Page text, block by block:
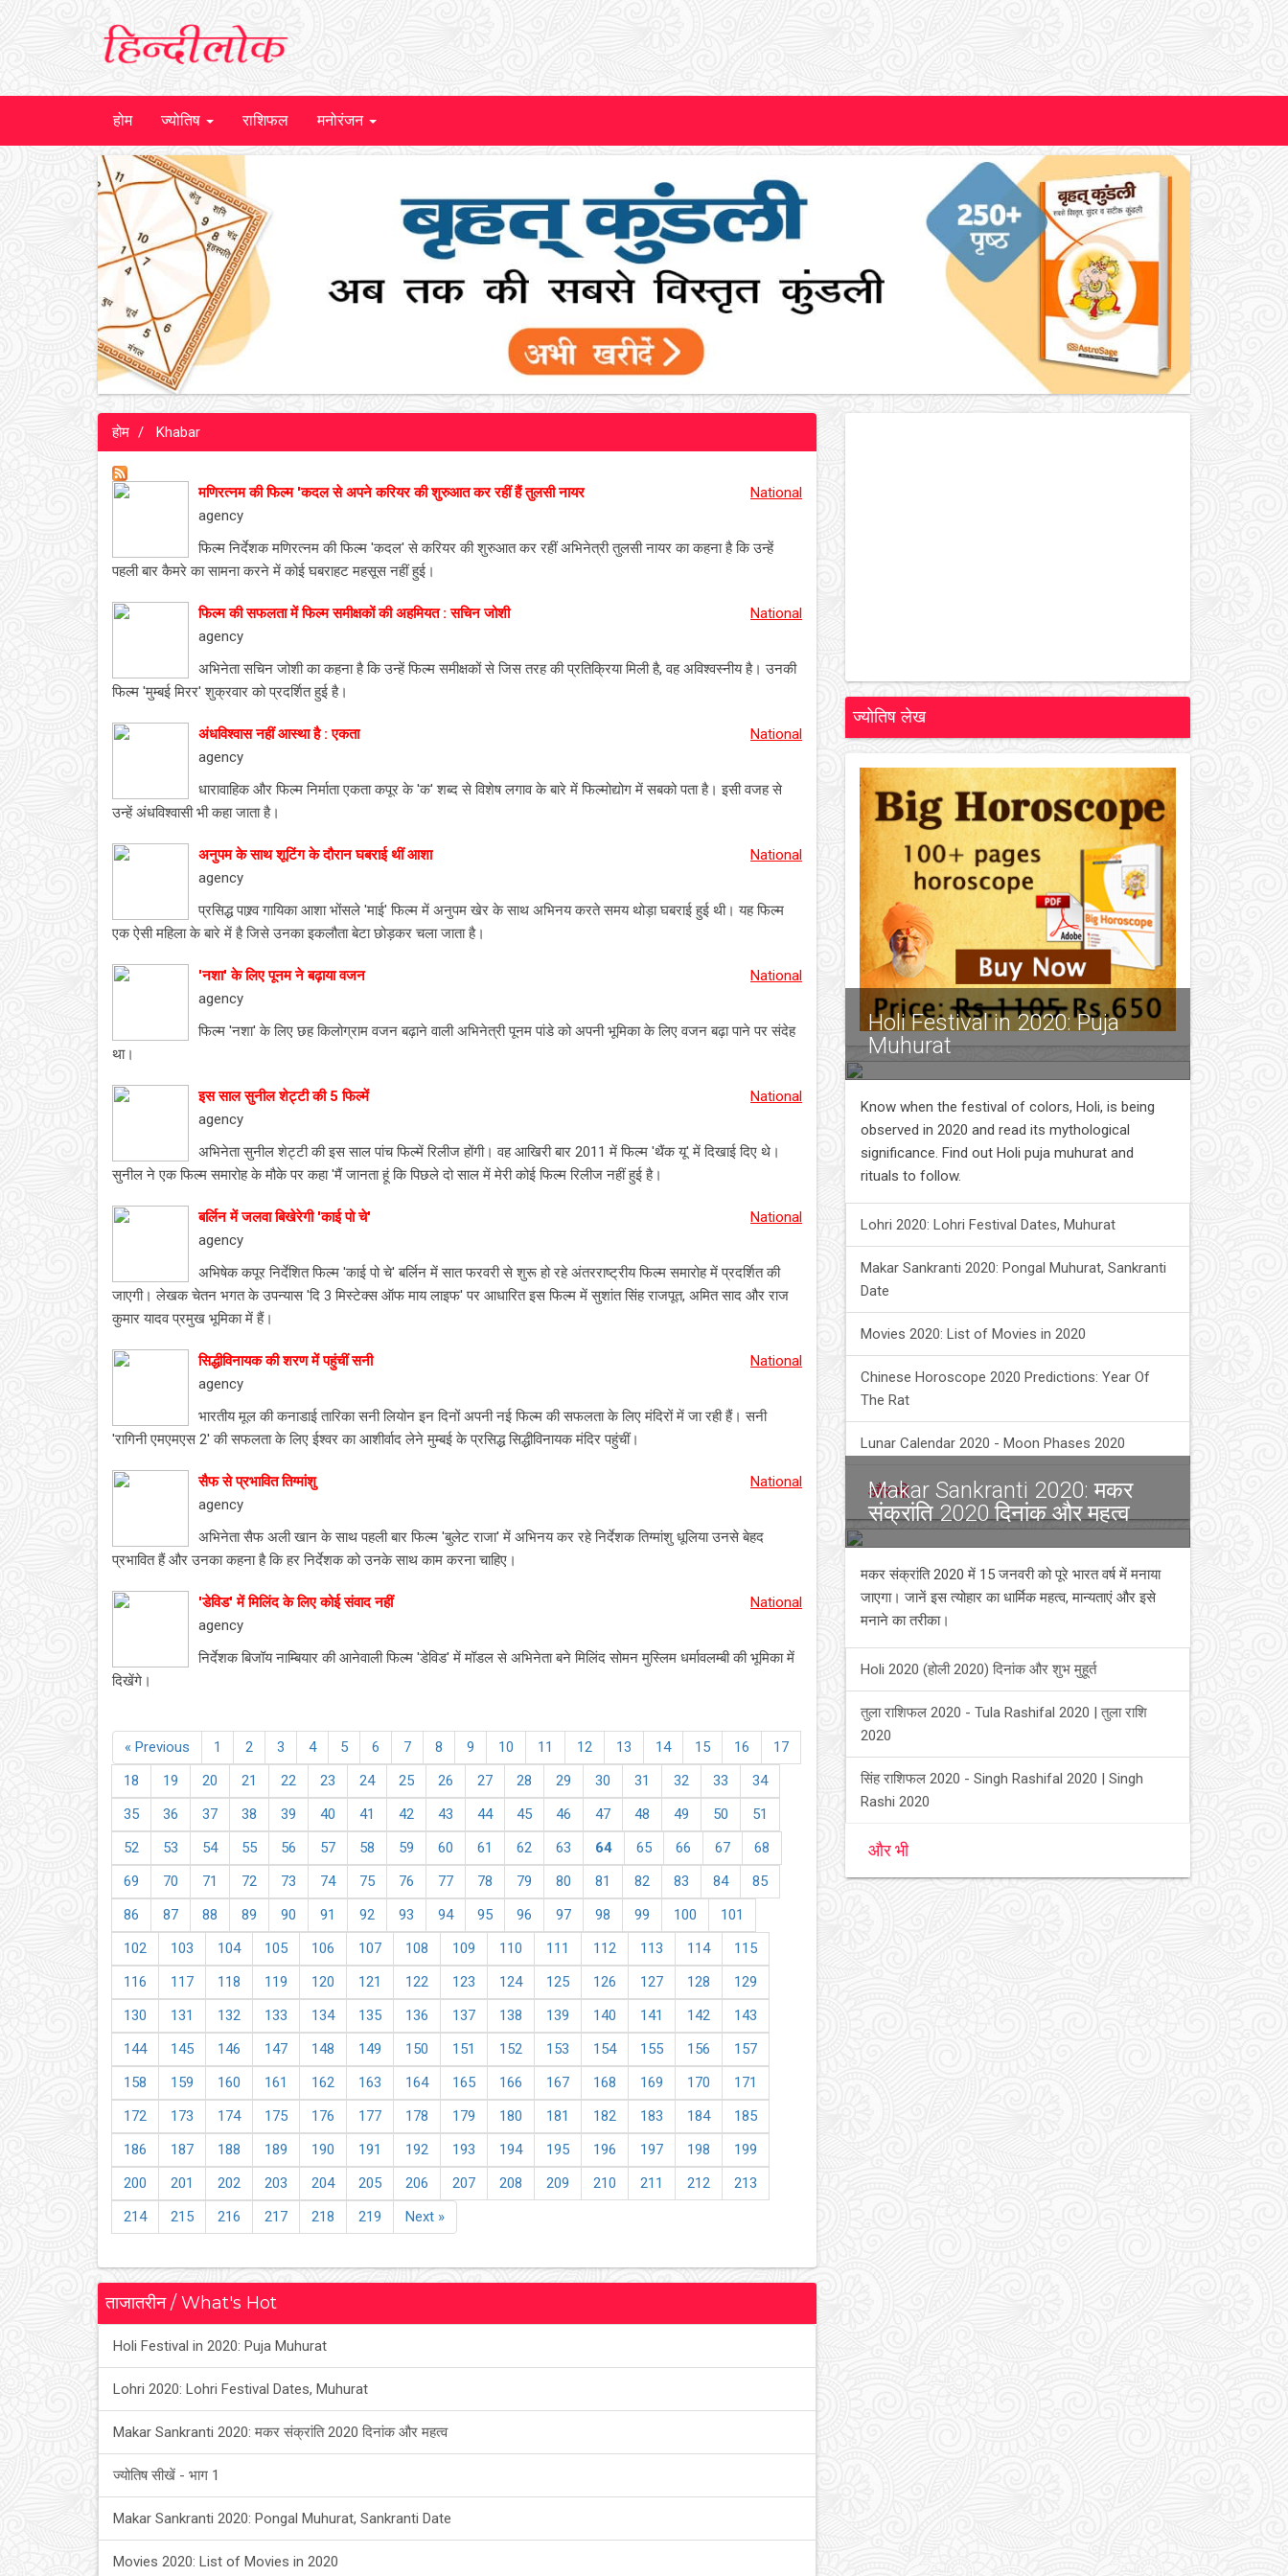
होम ज्योतिष राशिफल मनोरंजन
होम Khabar
मणिरत्नम की फिल्म 'कदल से अपने करियर की शुरुआत कर रहीं हैं तुलसी नायर
National
agency
फिल्म निर्देशक मणिरत्नम की फिल्म 'कदल' से करियर की शुरुआत कर रहीं अभिनेत्री तुलसी नायर का कहना है कि उन्हें
पहली बार कैमरे का सामना करने में कोई घबराहट महसूस नहीं हुई।
फिल्म की सफलता में फिल्म समीक्षकों की अहमियत : सचिन जोशी
National
agency
अभिनेता सचिन जोशी का कहना है कि उन्हें फिल्म समीक्षकों से जिस तरह की प्रतिक्रिया मिली है, वह अविश्वस्नीय है। उनकी
फिल्म 'मुम्बई मिरर' शुक्रवार को प्रदर्शित हुई है।
अंधविश्वास नहीं आस्था है : एकता
National
agency
धारावाहिक और फिल्म निर्माता एकता कपूर के 'क' शब्द से विशेष लगाव के बारे में फिल्मोद्योग में सबको पता है। इसी वजह से
उन्हें अंधविश्वासी भी कहा जाता है।
अनुपम के साथ शूटिंग के दौरान घबराई थीं आशा
National
agency
प्रसिद्ध पाश्र्व गायिका आशा भोंसले 'माई' फिल्म में अनुपम खेर के साथ अभिनय करते समय थोड़ा घबराई हुई थी। यह फिल्म
एक ऐसी महिला के बारे में है जिसे उनका इकलौता बेटा छोड़कर चला जाता है।
'नशा' के लिए पूनम ने बढ़ाया वजन
National
agency
फिल्म 'नशा' के लिए छह किलोग्राम वजन बढ़ाने वाली अभिनेत्री पूनम पांडे को अपनी भूमिका के लिए वजन बढ़ा पाने पर संदेह
था।
इस साल सुनील शेट्टी की 5 फिल्में
National
agency
अभिनेता सुनील शेट्टी की इस साल पांच फिल्में रिलीज होंगी। वह आखिरी बार 2011 में फिल्म 'थैंक यू' में दिखाई दिए थे।
सुनील ने एक फिल्म समारोह के मौके पर कहा 'मैं जानता हूं कि पिछले दो साल में मेरी कोई फिल्म रिलीज नहीं हुई है।
बर्लिन में जलवा बिखेरेगी 'काई पो चे'
National
agency
अभिषेक कपूर निर्देशित फिल्म 'काई पो चे' बर्लिन में सात फरवरी से शुरू हो रहे अंतरराष्ट्रीय फिल्म समारोह में प्रदर्शित की
जाएगी। लेखक चेतन भगत के उपन्यास 'दि 3 मिस्टेक्स ऑफ माय लाइफ' पर आधारित इस फिल्म में सुशांत सिंह राजपूत, अमित साद और राज
कुमार यादव प्रमुख भूमिका में हैं।
सिद्धीविनायक की शरण में पहुंचीं सनी
National
agency
भारतीय मूल की कनाडाई तारिका सनी लियोन इन दिनों अपनी नई फिल्म की सफलता के लिए मंदिरों में जा रही हैं। सनी
'रागिनी एमएमएस 2' की सफलता के लिए ईश्वर का आशीर्वाद लेने मुम्बई के प्रसिद्ध सिद्धीविनायक मंदिर पहुंचीं।
सैफ से प्रभावित तिग्मांशु
National
agency
अभिनेता सैफ अली खान के साथ पहली बार फिल्म 'बुलेट राजा' में अभिनय कर रहे निर्देशक तिग्मांशु धूलिया उनसे बेहद
प्रभावित हैं और उनका कहना है कि हर निर्देशक को उनके साथ काम करना चाहिए।
'डेविड' में मिलिंद के लिए कोई संवाद नहीं
National
agency
निर्देशक बिजॉय नाम्बियार की आनेवाली फिल्म 'डेविड' में मॉडल से अभिनेता बने मिलिंद सोमन मुस्लिम धर्मावलम्बी की भूमिका में
दिखेंगे।
« Previous 1 2 3 4 5 6 7 8 9 10 11 12 13 14 15 16
17
18
19 20 21 22 23 24 25 26 27 28 29 30 31 32 33
34
35
36 37 38 39 40 41 42 43 44 45 46 47 48 49 50
51
52
53 54 55 56 57 58 59 60 61 62 63 64 65 66 67
68
69
70 71 72 73 74 75 76 77 78 79 80 81 82 83 84
85
86
87 88 89 90 91 92 93 94 95 96 97 98 99 100
101
102
103 104 105 106 107 108 109 110 111 112 113 114
115
116
117 118 119 120 121 122 123 124 125 126 127 128
129
130
131 132 133 134 135 136 137 138 139 140 141 142
143
144
145 146 147 148 149 150 151 152 153 154 155 156
157
158
159 160 161 162 163 164 165 166 167 168 169 170
171
172
173 174 175 176 177 178 179 180 181 182 183 184
185
186
187 188 189 190 191 192 193 194 195 196 197 198
199
200
201 202 203 204 205 206 207 208 209 210 211 212
213
214
215 216 217 218 219 Next »
ताजातरीन / What's Hot
Holi Festival in 2020: Puja Muhurat
Lohri 2020: Lohri Festival Dates, Muhurat
Makar Sankranti 2020: मकर संक्रांति 2020 दिनांक और महत्व
ज्योतिष सीखें - भाग 1
Makar Sankranti 2020: Pongal Muhurat, Sankranti Date
Movies 2020: List of Movies in 2020
ज्योतिष लेख
Holi Festival in 2020: Puja
Muhurat
Know when the festival of colors, Holi, is being
observed in 2020 and read its mythological
significance. Find out Holi puja muhurat and
rituals to follow.
Lohri 2020: Lohri Festival Dates, Muhurat
Makar Sankranti 2020: Pongal Muhurat, Sankranti
Date
Movies 2020: List of Movies in 2020
Chinese Horoscope 2020 Predictions: Year Of
The Rat
Lunar Calendar 2020 - Moon Phases 2020
और भी
Makar Sankranti 2020: मकर
संक्रांति 2020 दिनांक और महत्व
मकर संक्रांति 2020 में 15 जनवरी को पूरे भारत वर्ष में मनाया
जाएगा। जानें इस त्योहार का धार्मिक महत्व, मान्यताएं और इसे
मनाने का तरीका।
Holi 2020 (होली 2020) दिनांक और शुभ मुहूर्त
तुला राशिफल 2020 - Tula Rashifal 2020 | तुला राशि
2020
सिंह राशिफल 2020 - Singh Rashifal 2020 | Singh
Rashi 2020
और भी